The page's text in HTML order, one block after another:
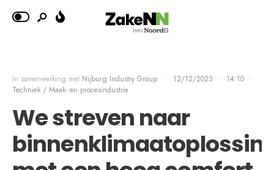
In samenwerking met Nijburg Industry Group • 12/12/2023 • 14:10 •
Techniek / Maak- en procesindustrie
We streven naar